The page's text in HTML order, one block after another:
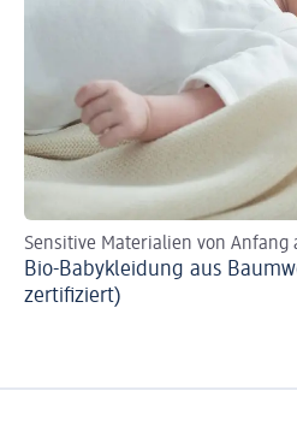
Sensitive Materialien von Anfang
Bio-Babykleidung aus
zertifiziert)